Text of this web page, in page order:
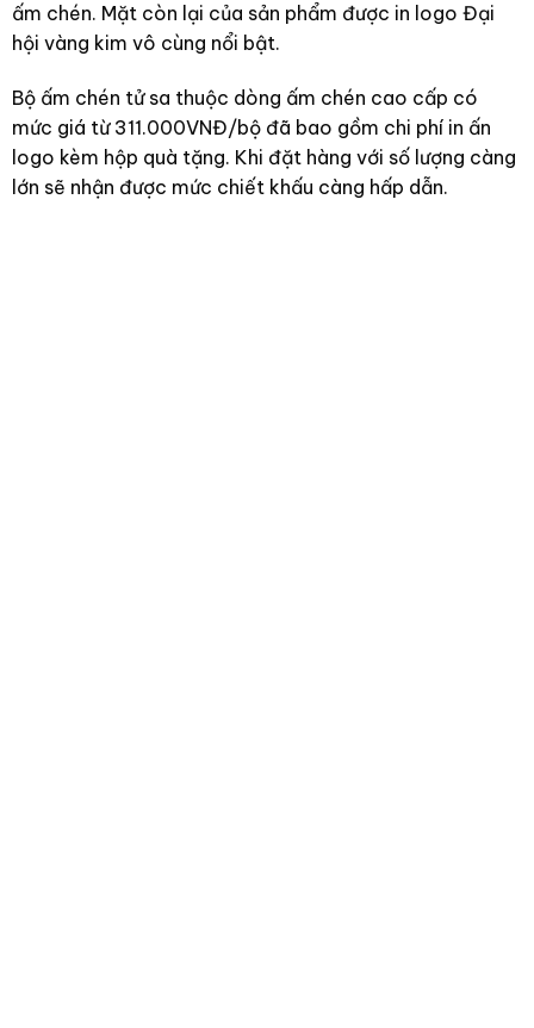
ấm chén. Mặt còn lại của sản phẩm được in logo Đại
hội vàng kim vô cùng nổi bật.
Bộ ấm chén tử sa thuộc dòng ấm chén cao cấp có
mức giá từ 311.000VNĐ/bộ đã bao gồm chi phí in ấn
logo kèm hộp quà tặng. Khi đặt hàng với số lượng càng
lớn sẽ nhận được mức chiết khấu càng hấp dẫn.